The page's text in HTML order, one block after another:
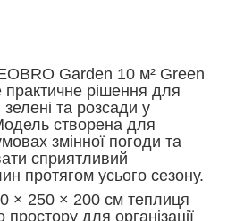
Garden 10 м² Green
рішення для
та розсади у
створена для
змінної погоди та
сприятливий
протягом усього сезону.
× 250 × 200 см теплиця
для організації